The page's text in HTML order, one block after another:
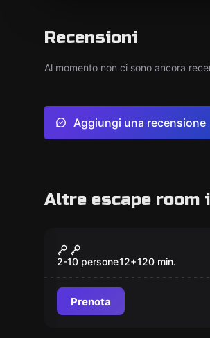
Recensioni
Al momento non ci sono ancora
Aggiungi una recensione
Altre escape room
Fuga dalla Peste
2-10 persone12+120 min.
Prenota